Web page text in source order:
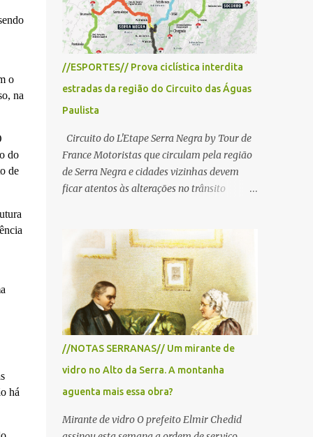
o
na
do
de
há
//ESPORTES// Prova ciclística interdita
estradas da região do Circuito das Águas
Paulista
Circuito do L'Etape Serra Negra by Tour de
France Motoristas que circulam pela região
de Serra Negra e cidades vizinhas devem
ficar atentos às alterações no trânsito
realização do L'Étape Serra Negra by Tour
de France presented by Nubank.
Considerado o principal circuito de ciclismo
amador da América Latina, o evento reunirá
atletas de diferentes regiões do país e terá
percursos passando pelos municípios de
Serra Negra, Amparo, Monte Alegre do Sul,
Lindoia e Socorro. Para garantir a segurança
dos participantes e do público, diversos
trechos de rodovias e estradas da região
longo da prova. A largada será na Rua
//NOTAS SERRANAS// Um mirante de
vidro no Alto da Serra. A montanha
aguenta mais essa obra?
Mirante de vidro O prefeito Elmir Chedid